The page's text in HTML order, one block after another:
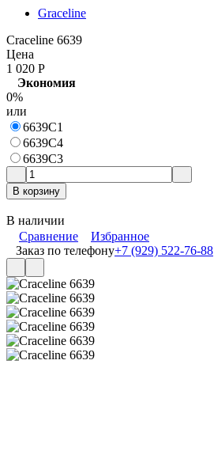
Graceline
Craceline 6639
Цена
1 020 Р
Экономия
0%
или
6639C1
6639C4
6639C3
В корзину
В наличии
Сравнение
Избранное
Заказ по телефону+7 (929) 522-76-88